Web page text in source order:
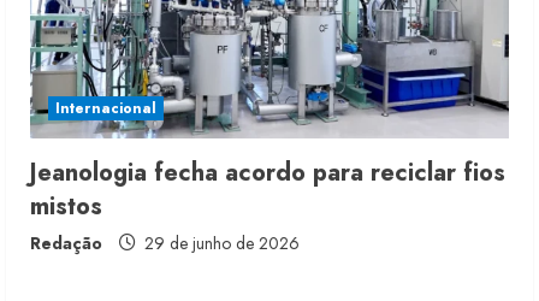
Internacional
Jeanologia fecha acordo para reciclar fios
mistos
Redação 29 de junho de 2026
3
Fakini prevê R$345 milhões de
receita em 2026
4 de agosto de 2026
moda nacional